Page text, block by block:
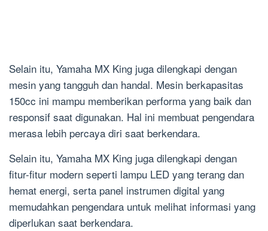
Selain itu, Yamaha MX King juga dilengkapi dengan
mesin yang tangguh dan handal. Mesin berkapasitas
150cc ini mampu memberikan performa yang baik dan
responsif saat digunakan. Hal ini membuat pengendara
merasa lebih percaya diri saat berkendara.
Selain itu, Yamaha MX King juga dilengkapi dengan
fitur-fitur modern seperti lampu LED yang terang dan
hemat energi, serta panel instrumen digital yang
memudahkan pengendara untuk melihat informasi yang
diperlukan saat berkendara.